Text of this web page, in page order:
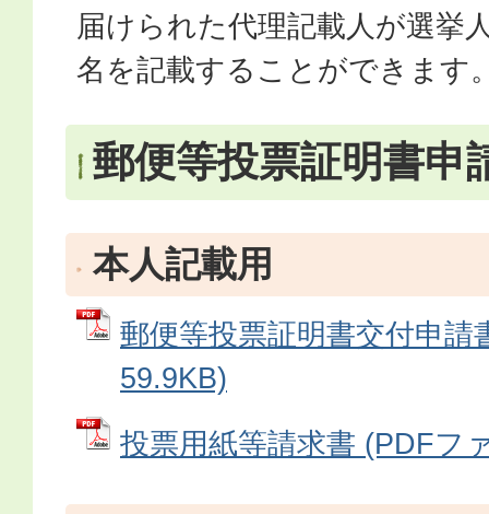
届けられた代理記載人が選挙
名を記載することができます
郵便等投票証明書申
本人記載用
郵便等投票証明書交付申
59.9KB)
投票用紙等請求書 (PDFフ